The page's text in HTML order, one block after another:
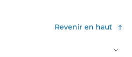
Revenir en haut